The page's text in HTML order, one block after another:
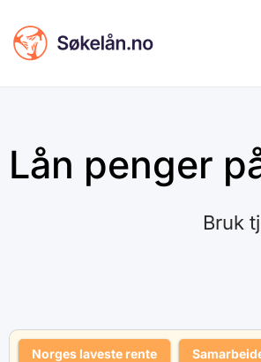
Lån penger
Bruk
Norges laveste rente